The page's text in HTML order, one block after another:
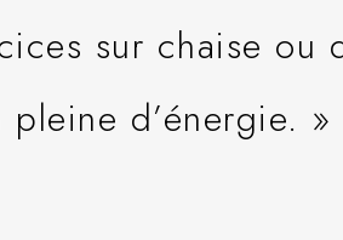
sur chaise ou
pleine d’énergie.